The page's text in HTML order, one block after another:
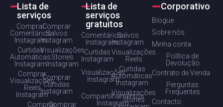
Lista de
serviços
Comprar
Comentários
Instagram
Comprar
Salvos
Instagram
Curtidas
Automáticas
Instagram
Visualizações
Stories
Instagram
Comprar
Visualizações
Reels
Instagram
Comprar
Curtidas
Instagram
ComprarComprar
Lista de
serviços
gratuitos
Comentários
Instagram
Salvos
Instagram
Curtidas
Instagram
Visualizações
Reels
Visualizações
Instagram
Curtidas
Automáticas
Instagram
Compartilhamentos
Instagram
Visualizações
Stories
Corporativo
Blogue
Sobre nós
Minha conta
Política de
Devolução
Contrato de Venda
Perguntas
Frequentes
Contacto